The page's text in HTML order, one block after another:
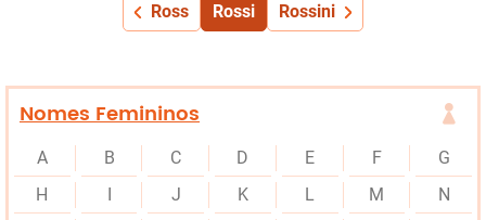
Ross Rossi Rossini
Nomes Femininos
A B C D E F
G
H
J K L M
N